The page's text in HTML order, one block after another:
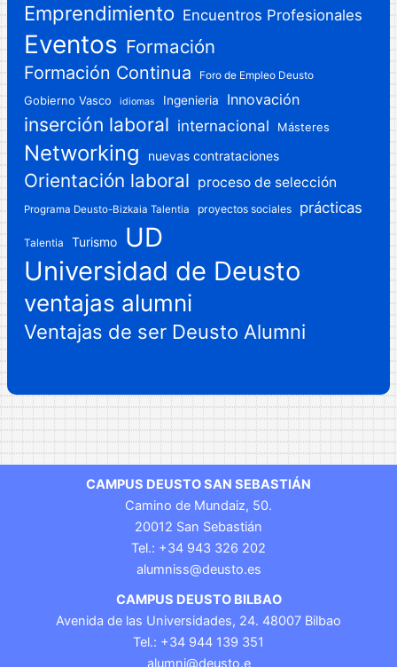
Emprendimiento Encuentros Profesionales
Eventos Formación
Formación Continua Foro de Empleo Deusto
Gobierno Vasco idiomas Ingenieria Innovación
inserción laboral internacional Másteres
Networking nuevas contrataciones
Orientación laboral proceso de selección
Programa Deusto-Bizkaia Talentia proyectos sociales prácticas
Talentia Turismo
UD
Universidad de Deusto
ventajas alumni
Ventajas de ser Deusto Alumni
CAMPUS DEUSTO SAN SEBASTIÁN
Camino de Mundaiz, 50.
20012 San Sebastián
Tel.: +34 943 326 202
alumniss@deusto.es
CAMPUS DEUSTO BILBAO
Avenida de las Universidades, 24. 48007 Bilbao
Tel.: +34 944 139 351
alumni@deusto.e